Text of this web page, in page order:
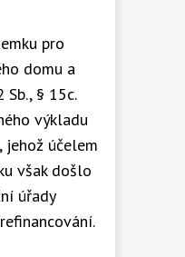
pro
domu a
§ 15c.
výkladu
účelem
však došlo
úřady